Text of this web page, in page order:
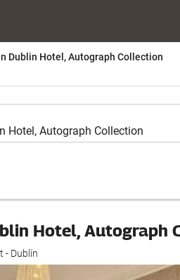
Dublin Hotel, Autograph Collection
Hotel, Autograph
- Dublín